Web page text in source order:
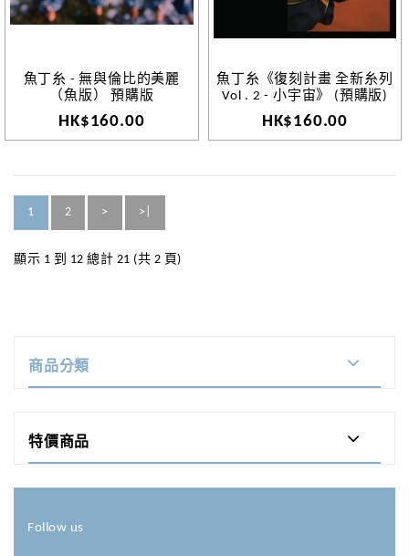
魚丁糸 - 無與倫比的美麗
（魚版） 預購版
HK$160.00
魚丁糸《復刻計畫 全新糸列
Vol . 2 - 小宇宙》 (預購版)
HK$160.00
1 2 > >|
顯示 1 到 12 總計 21 (共 2 頁)
商品分類
特價商品
Follow us